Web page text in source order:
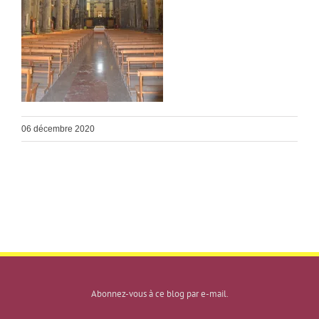
06 décembre 2020
Abonnez-vous à ce blog par e-mail.